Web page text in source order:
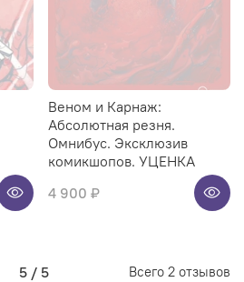
Веном и Карнаж:
Абсолютная резня.
Омнибус. Эксклюзив
комикшопов. УЦЕНКА
4 900 ₽
5 / 5 Всего 2 отзывов